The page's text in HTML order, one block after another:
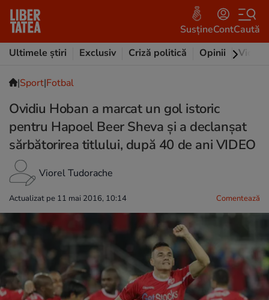
SusțineContCaută
Ultimele știri
Exclusiv Criză politică Opinii Video
|Sport|Fotbal
Ovidiu Hoban a marcat un gol istoric
pentru Hapoel Beer Sheva și a declanșat
sărbătorirea titlului, după 40 de ani VIDEO
Viorel Tudorache
Actualizat pe 11 mai 2016, 10:14 Comentează